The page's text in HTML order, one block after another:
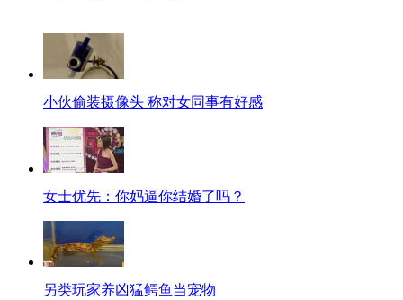
小伙偷装摄像头 称对女同事有好感
女士优先：你妈逼你结婚了吗？
另类玩家养凶猛鳄鱼当宠物